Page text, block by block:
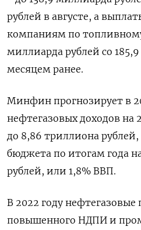
рублей в августе, а
компаниям по
миллиарда рублей со
месяцем ранее.
Минфин прогнозирует в
нефтегазовых доходов на
до 8,86 триллиона
бюджета по итогам года
рублей, или 1,8% ВВП.
В 2022 году нефтегазовые
повышенного НДПИ и